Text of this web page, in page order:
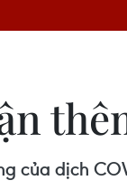
của dịch